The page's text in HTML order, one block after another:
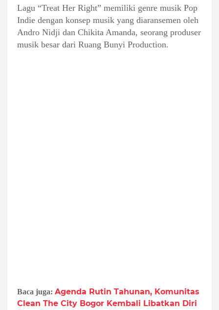
Lagu “Treat Her Right” memiliki genre musik Pop
Indie dengan konsep musik yang diaransemen oleh
Andro Nidji dan Chikita Amanda, seorang produser
musik besar dari Ruang Bunyi Production.
Baca juga: Agenda Rutin Tahunan, Komunitas
Clean The City Bogor Kembali Libatkan Diri